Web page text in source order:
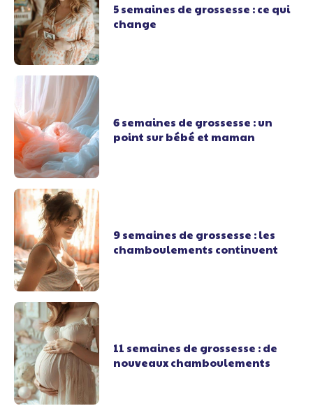
5 semaines de grossesse : ce qui
change
6 semaines de grossesse : un
point sur bébé et maman
9 semaines de grossesse : les
chamboulements continuent
11 semaines de grossesse : de
nouveaux chamboulements